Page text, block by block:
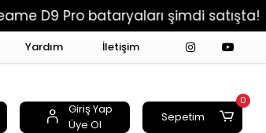
D9 Pro bataryaları şimdi satışta!
Yardım İletişim
Giriş Yap
Üye Ol
Sepetim
0